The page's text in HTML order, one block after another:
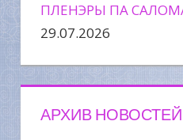
ПЛЕНЭРЫ ПА
29.07.2026
АРХИВ НОВОСТЕЙ